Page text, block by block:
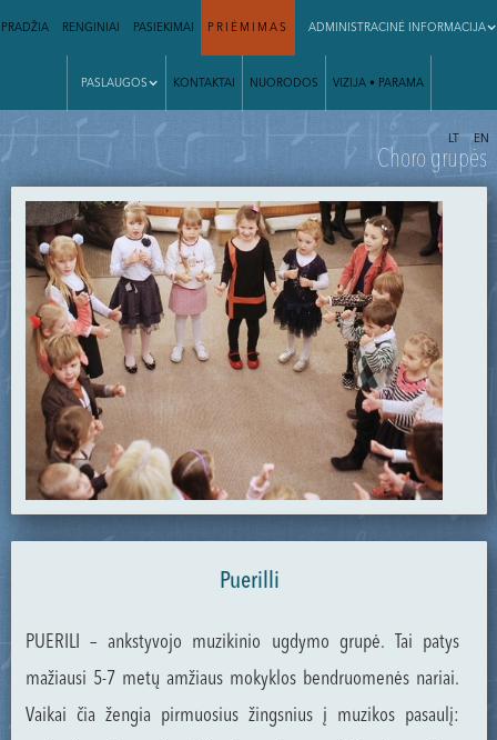
PRADŽIA RENGINIAI PASIEKIMAI PRIĖMIMAS ADMINISTRACINĖ INFORMACIJA
PASLAUGOS KONTAKTAI NUORODOS VIZIJA • PARAMA
| LT EN
Choro grupės
Puerilli
PUERILI – ankstyvojo muzikinio ugdymo grupė. Tai patys
mažiausi 5-7 metų amžiaus mokyklos bendruomenės nariai.
Vaikai čia žengia pirmuosius žingsnius į muzikos pasaulį: